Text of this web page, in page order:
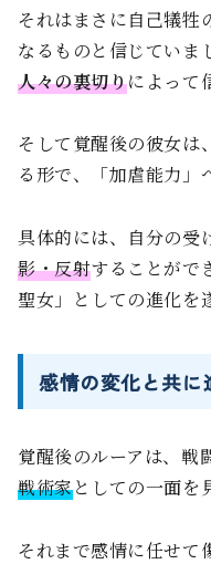
それはまさに自己犠牲
なるものと信じていま
人々の裏切りによって
そして覚醒後の彼女は
る形で、「加虐能力」
具体的には、自分の受
影・反射することがで
聖女」としての進化を
感情の変化と共に
覚醒後のルーアは、戦
戦術家としての一面を
それまで感情に任せて